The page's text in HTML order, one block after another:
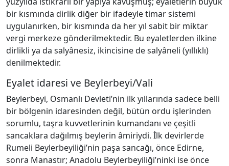
bir kısmında dirlik diğer bir ifadeyle timar sistemi
uygulanırken, bir kısmında da her yıl sabit bir miktar
vergi merkeze gönderilmektedir. Bu eyaletlerden ilkine
dirlikli ya da salyânesiz, ikincisine de salyâneli (yıllıklı)
denilmektedir.
Eyalet idaresi ve Beylerbeyi/Vali
Beylerbeyi, Osmanlı Devleti’nin ilk yıllarında sadece belli
bir bölgenin idaresinden değil, bütün ordu işlerinden
sorumlu, taşra kuvvetlerinin kumandanı ve çeşitli
sancaklara dağılmış beylerin âmiriydi. İlk devirlerde
Rumeli Beylerbeyiliği’nin paşa sancağı, önce Edirne,
sonra Manastır; Anadolu Beylerbeyiliği’ninki ise önce